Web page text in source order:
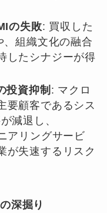
の失敗: 買収した
、組織文化の融合
したシナジーが得
投資抑制 : マクロ
要顧客であるシス
減退し、
アリングサービ
が失速するリスク
深掘り